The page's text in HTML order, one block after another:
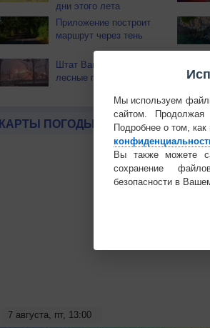
дни этого лета
Приложение построит
маршрут через тень
Штат Вашингтон охватили
лесные пожары
КАРТЫ ПОГОДЫ
Мы используем
сайтом.
Подробнее о том,
Вы также можете
сохранение
безопасности в